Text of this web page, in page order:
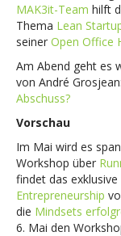
MAK3it-Team hilft
Thema Lean
seiner Open Office
Am Abend geht es
von André Grosjean:
Abschuss?
Vorschau
Im Mai wird es
Workshop über
findet das
Entrepreneurship
die Mindsets
6. Mai den